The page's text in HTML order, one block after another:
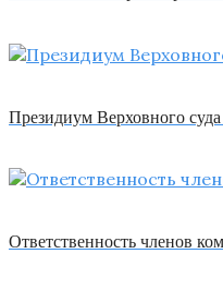
Президиум Верховного
Ответственность членов